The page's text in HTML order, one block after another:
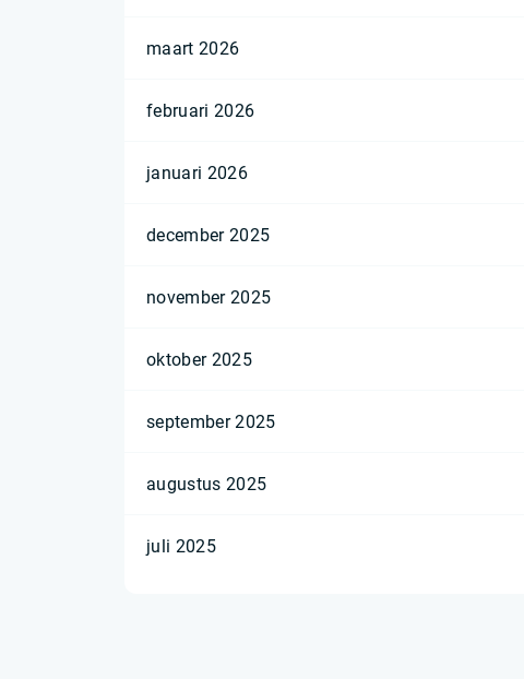
maart 2026
februari 2026
januari 2026
december 2025
november 2025
oktober 2025
september 2025
augustus 2025
juli 2025